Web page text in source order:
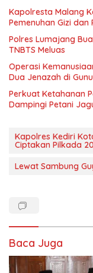
Kapolresta Malang
Pemenuhan Gizi
Polres Lumajang
TNBTS Meluas
Operasi
Dua Jenazah di
Perkuat Ketahanan
Dampingi Petani
Kapolres Kediri
Ciptakan Pilkada
Lewat Sambung
Baca Juga